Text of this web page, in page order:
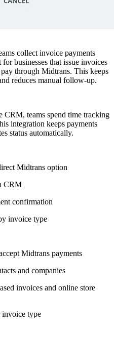
collect invoice payments
businesses that issue invoices
through Midtrans. This keeps
reduces manual follow‑up.
CRM, teams spend time tracking
integration keeps payments
status automatically.
Midtrans option
CRM
confirmation
invoice type
Midtrans payments
and companies
invoices and online store
invoice type